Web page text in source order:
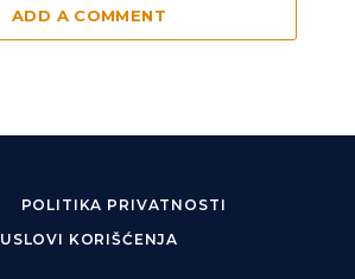
ADD A COMMENT
POLITIKA PRIVATNOSTI
USLOVI KORIŠĆENJA